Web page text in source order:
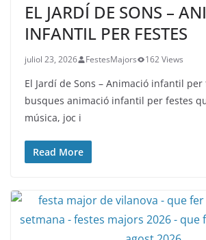
EL JARDÍ DE SONS –
INFANTIL PER FESTES
juliol 23, 2026 FestesMajors 162 Views
El Jardí de Sons – Animació infantil per
busques animació infantil per festes
música, joc i
Read More